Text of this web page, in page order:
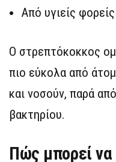
Από υγιείς
Ο στρεπτόκοκκος
πιο εύκολα από
και νοσούν, παρά
βακτηρίου.
Πώς μπορεί